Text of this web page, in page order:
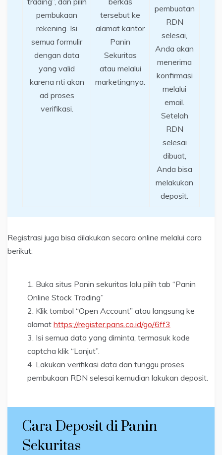
pembukaan
rekening. Isi
semua formulir
dengan data
yang valid
karena nti akan
ad proses
verifikasi.
tersebut ke
alamat kantor
Panin
Sekuritas
atau melalui
marketingnya.
pembuatan
RDN
selesai,
Anda akan
menerima
konfirmasi
melalui
email.
Setelah
RDN
selesai
dibuat,
Anda bisa
melakukan
deposit.
Registrasi juga bisa dilakukan secara online melalui cara
berikut:
Buka situs Panin sekuritas lalu pilih tab “Panin
Online Stock Trading”
Klik tombol “Open Account” atau langsung ke
alamat https://register.pans.co.id/go/6ff3
Isi semua data yang diminta, termasuk kode
captcha klik “Lanjut”.
Lakukan verifikasi data dan tunggu proses
pembukaan RDN selesai kemudian lakukan deposit.
Cara Deposit di Panin
Sekuritas